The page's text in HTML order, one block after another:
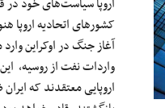
آغاز جنگ در اوکراین
واردات نفت از روسیه،